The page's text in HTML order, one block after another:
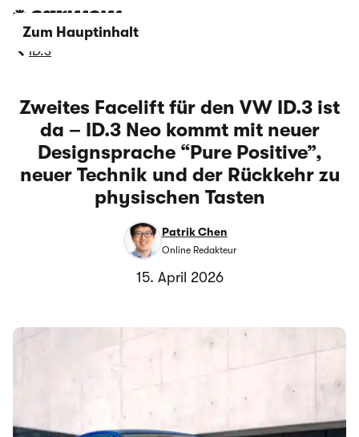
Zum Hauptinhalt
ID.3
Zweites Facelift für den VW ID.3 ist
da – ID.3 Neo kommt mit neuer
Designsprache “Pure Positive”,
neuer Technik und der Rückkehr zu
physischen Tasten
Patrik Chen
Online Redakteur
15. April 2026